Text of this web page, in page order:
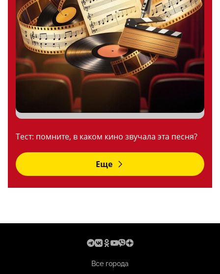
Тест: помните, в каком кино звучала эта песня?
Еще
Все города